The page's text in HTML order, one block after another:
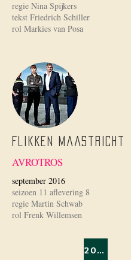
regie Nina Spijkers
tekst Friedrich Schiller
rol Markies van Posa
Flikken Maastricht
AVROTROS
september 2016
seizoen 11 aflevering 8
regie Martin Schwab
rol Frenk Willemsen
2015/2016